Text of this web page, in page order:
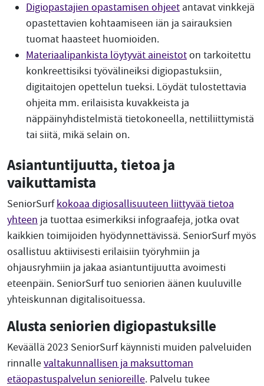
Digiopastajien opastamisen ohjeet antavat vinkkejä
opastettavien kohtaamiseen iän ja sairauksien
tuomat haasteet huomioiden.
Materiaalipankista löytyvät aineistoton tarkoitettu
konkreettisiksi työvälineiksi digiopastuksiin,
digitaitojen opettelun tueksi. Löydät tulostettavia
ohjeita mm. erilaisista kuvakkeista ja
näppäinyhdistelmistä tietokoneella, nettiliittymistä
tai siitä, mikä selain on.
Asiantuntijuutta, tietoa ja
vaikuttamista
SeniorSurfkokoaa digiosallisuuteen liittyvää tietoa
yhteen ja tuottaa esimerkiksi infograafeja, jotka ovat
kaikkien toimijoiden hyödynnettävissä. SeniorSurf myös
osallistuu aktiivisesti erilaisiin työryhmiin ja
ohjausryhmiin ja jakaa asiantuntijuutta avoimesti
eteenpäin. SeniorSurf tuo seniorien äänen kuuluville
yhteiskunnan digitalisoituessa.
Alusta seniorien digiopastuksille
Keväällä 2023 SeniorSurf käynnisti muiden palveluiden
rinnallevaltakunnallisen ja maksuttoman
etäopastuspalvelun senioreille. Palvelu tukee